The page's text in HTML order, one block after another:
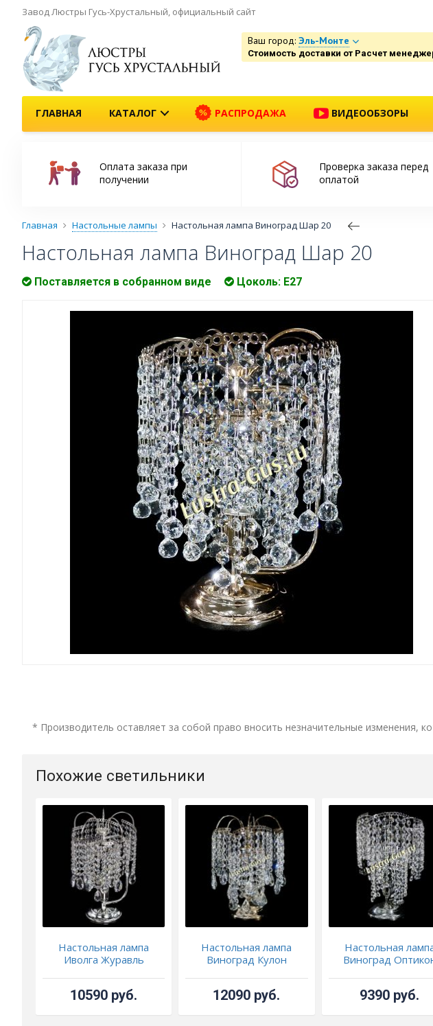
Завод Люстры Гусь-Хрустальный, официальный сайт
Ваш город: Эль-Монте
Стоимость доставки от Расчет
ГЛАВНАЯ КАТАЛОГ РАСПРОДАЖА ВИДЕООБЗОРЫ
Оплата заказа при
получении
Проверка заказа перед
оплатой
Главная Настольные лампы Настольная лампа Виноград Шар 20
Настольная лампа Виноград Шар 20
Поставляется в собранном виде Цоколь: Е27
* Производитель оставляет за собой право вносить незначительные изменения,
Похожие светильники
Настольная лампа
Иволга Журавль
10590 руб.
Настольная лампа
Виноград Кулон
12090 руб.
Настольная
Виноград
9390 руб.